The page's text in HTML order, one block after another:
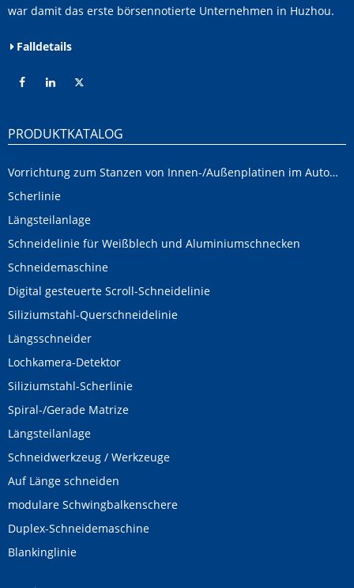
war damit das erste börsennotierte Unternehmen in Huzhou.
Falldetails
PRODUKTKATALOG
Vorrichtung zum Stanzen von Innen-/Außenplatinen im Automobilbereich
Scherlinie
Längsteilanlage
Schneidelinie für Weißblech und Aluminiumschnecken
Schneidemaschine
Digital gesteuerte Scroll-Schneidelinie
Siliziumstahl-Querschneidelinie
Längsschneider
Lochkamera-Detektor
Siliziumstahl-Scherlinie
Spiral-/Gerade Matrize
Längsteilanlage
Schneidwerkzeug / Werkzeuge
Auf Länge schneiden
modulare Schwingbalkenschere
Duplex-Schneidemaschine
Blankinglinie